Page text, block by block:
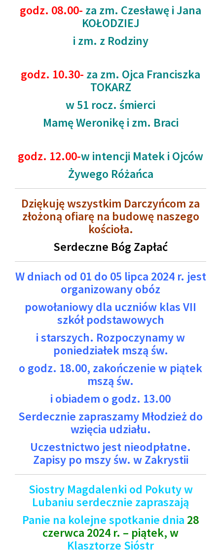
godz. 08.00- za zm. Czesławę i Jana
KOŁODZIEJ
i zm. z Rodziny
godz. 10.30- za zm. Ojca Franciszka
TOKARZ
w 51 rocz. śmierci
Mamę Weronikę i zm. Braci
godz. 12.00-w intencji Matek i Ojców
Żywego Różańca
Dziękuję wszystkim Darczyńcom za
złożoną ofiarę na budowę naszego
kościoła.
Serdeczne Bóg Zapłać
W dniach od 01 do 05 lipca 2024 r. jest
organizowany obóz
powołaniowy dla uczniów klas VII
szkół podstawowych
i starszych. Rozpoczynamy w
poniedziałek mszą św.
o godz. 18.00, zakończenie w piątek
mszą św.
i obiadem o godz. 13.00
Serdecznie zapraszamy Młodzież do
wzięcia udziału.
Uczestnictwo jest nieodpłatne.
Zapisy po mszy św. w Zakrystii
Siostry Magdalenki od Pokuty w
Lubaniu serdecznie zapraszają
Panie na kolejne spotkanie dnia 28
czerwca 2024 r. – piątek, w
Klasztorze Sióstr